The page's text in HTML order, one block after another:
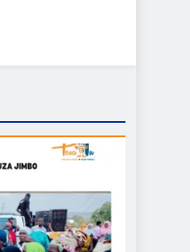
kwa Kiswahili, pamoja na